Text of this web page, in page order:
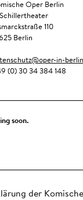
Oper Berlin
110
Berlin
in-
(0) 30 34 384 148
soon.
der